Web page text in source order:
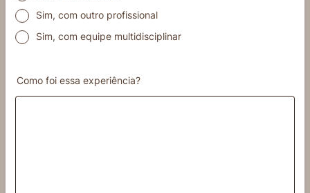
Sim, com outro profissional
Sim, com equipe multidisciplinar
Como foi essa experiência?